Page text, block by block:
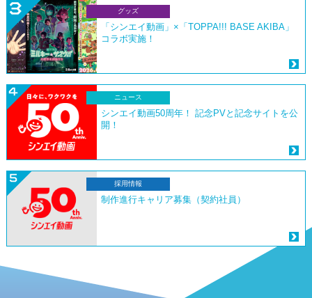
グッズ
「シンエイ動画」×「TOPPA!!! BASE AKIBA」
コラボ実施！
ニュース
シンエイ動画50周年！ 記念PVと記念サイトを公
開！
採用情報
制作進行キャリア募集（契約社員）